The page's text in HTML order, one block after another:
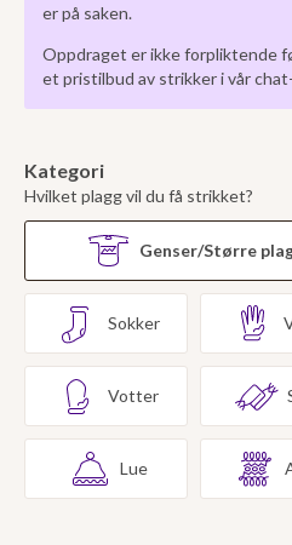
er på saken.
Oppdraget er ikke forpliktende
et pristilbud av strikker i vår
Kategori
Hvilket plagg vil du få strikket?
Genser/Større
Sokker
Votter
Lue